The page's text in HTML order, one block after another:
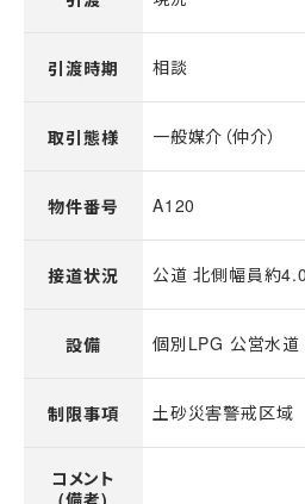
引渡時期 相談
取引態様 一般媒介（仲介）
物件番号 A120
接道状況 公道 北側幅員約
設備 個別LPG 公営水
制限事項 土砂災害警戒区域
コメント
(備考)